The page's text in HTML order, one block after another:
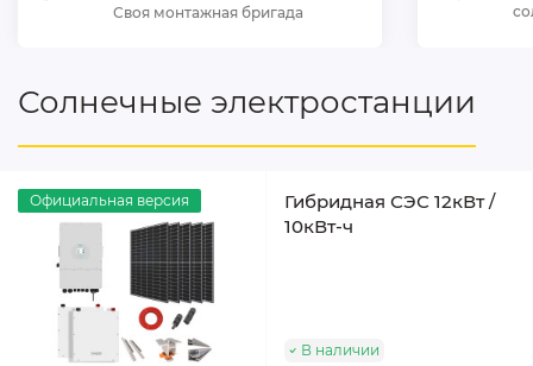
Своя монтажная бригада
Солнечные электростанции
Официальная версия
Гибридная СЭС 12кВт /
10кВт-ч
В наличии